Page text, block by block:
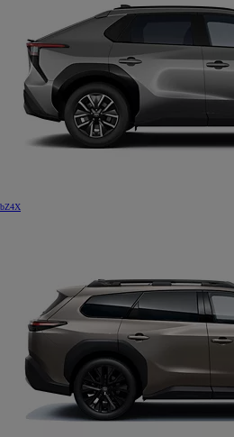
bZ4X